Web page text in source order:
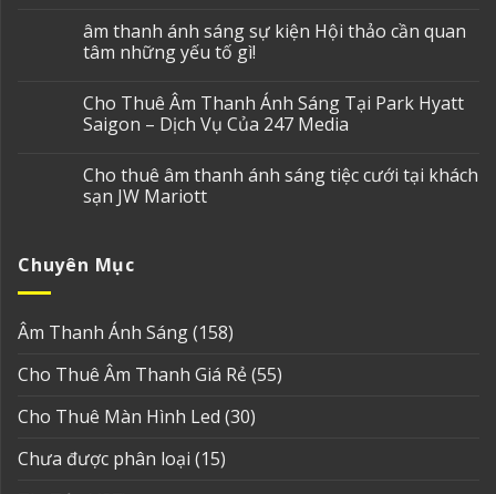
âm thanh ánh sáng sự kiện Hội thảo cần quan
tâm những yếu tố gì!
Cho Thuê Âm Thanh Ánh Sáng Tại Park Hyatt
Saigon – Dịch Vụ Của 247 Media
Cho thuê âm thanh ánh sáng tiệc cưới tại khách
sạn JW Mariott
Chuyên Mục
Âm Thanh Ánh Sáng(158)
Cho Thuê Âm Thanh Giá Rẻ(55)
Cho Thuê Màn Hình Led (30)
Chưa được phân loại (15)